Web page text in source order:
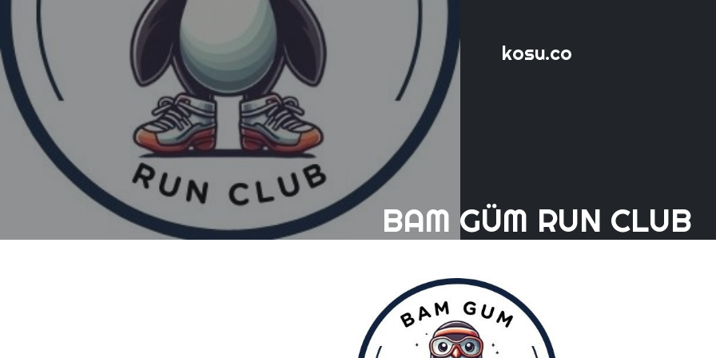
kosu.co
BAM GÜM RUN CLUB